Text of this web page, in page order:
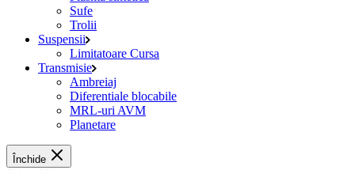
Sufe
Trolii
Suspensii
Limitatoare Cursa
Transmisie
Ambreiaj
Diferentiale blocabile
MRL-uri AVM
Planetare
Închide